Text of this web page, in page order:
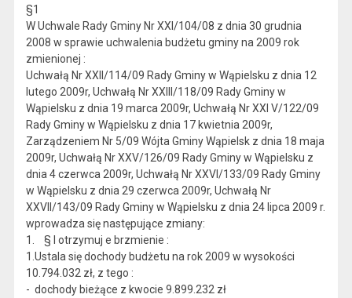
§1
W Uchwale Rady Gminy Nr XXI/104/08 z dnia 30 grudnia
2008 w sprawie uchwalenia budżetu gminy na 2009 rok
zmienionej :
Uchwałą Nr XXII/114/09 Rady Gminy w Wąpielsku z dnia 12
lutego 2009r, Uchwałą Nr XXIII/118/09 Rady Gminy w
Wąpielsku z dnia 19 marca 2009r, Uchwałą Nr XXI V/122/09
Rady Gminy w Wąpielsku z dnia 17 kwietnia 2009r,
Zarządzeniem Nr 5/09 Wójta Gminy Wąpielsk z dnia 18 maja
2009r, Uchwałą Nr XXV/126/09 Rady Gminy w Wąpielsku z
dnia 4 czerwca 2009r, Uchwałą Nr XXVI/133/09 Rady Gminy
w Wąpielsku z dnia 29 czerwca 2009r, Uchwałą Nr
XXVII/143/09 Rady Gminy w Wąpielsku z dnia 24 lipca 2009 r.
wprowadza się następujące zmiany:
1. § l otrzymuj e brzmienie :
1.Ustala się dochody budżetu na rok 2009 w wysokości
10.794.032 zł, z tego :
- dochody bieżące z kwocie 9.899.232 zł